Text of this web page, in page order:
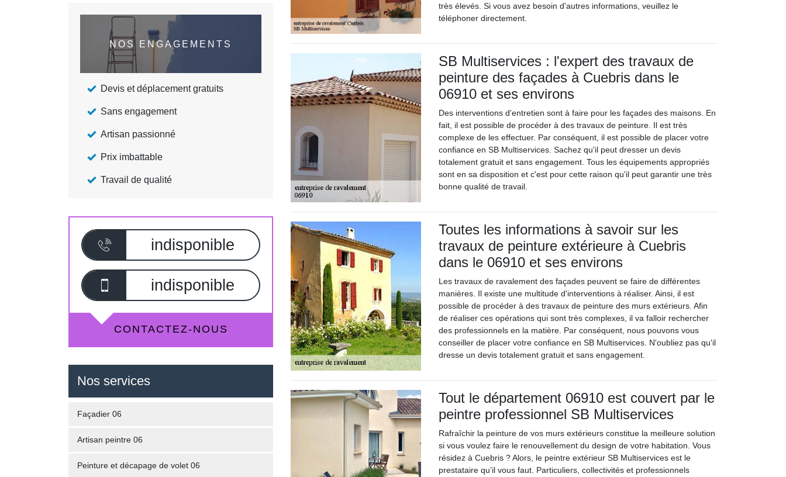
NOS ENGAGEMENTS
Devis et déplacement gratuits
Sans engagement
Artisan passionné
Prix imbattable
Travail de qualité
indisponible
indisponible
CONTACTEZ-NOUS
Nos services
Façadier 06
Artisan peintre 06
Peinture et décapage de volet 06
très élevés. Si vous avez besoin d'autres informations, veuillez le
téléphoner directement.
SB Multiservices : l'expert des travaux de
peinture des façades à Cuebris dans le
06910 et ses environs
Des interventions d'entretien sont à faire pour les façades des maisons. En
fait, il est possible de procéder à des travaux de peinture. Il est très
complexe de les effectuer. Par conséquent, il est possible de placer votre
confiance en SB Multiservices. Sachez qu'il peut dresser un devis
totalement gratuit et sans engagement. Tous les équipements appropriés
sont en sa disposition et c'est pour cette raison qu'il peut garantir une très
bonne qualité de travail.
Toutes les informations à savoir sur les
travaux de peinture extérieure à Cuebris
dans le 06910 et ses environs
Les travaux de ravalement des façades peuvent se faire de différentes
manières. Il existe une multitude d'interventions à réaliser. Ainsi, il est
possible de procéder à des travaux de peinture des murs extérieurs. Afin
de réaliser ces opérations qui sont très complexes, il va falloir rechercher
des professionnels en la matière. Par conséquent, nous pouvons vous
conseiller de placer votre confiance en SB Multiservices. N'oubliez pas qu'il
dresse un devis totalement gratuit et sans engagement.
Tout le département 06910 est couvert par le
peintre professionnel SB Multiservices
Rafraîchir la peinture de vos murs extérieurs constitue la meilleure solution
si vous voulez faire le renouvellement du design de votre habitation. Vous
résidez à Cuebris ? Alors, le peintre extérieur SB Multiservices est le
prestataire qu’il vous faut. Particuliers, collectivités et professionnels